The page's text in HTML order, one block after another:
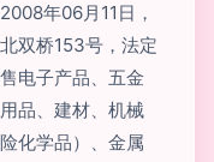
年06月11日，
双桥153号，法定
电子产品、五金
品、建材、机械
化学品）、金属